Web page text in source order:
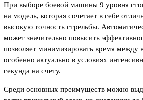
При выборе боевой машины 9 уровня
на модель, которая сочетает в себе
высокую точность стрельбы.
может значительно повысить
позволяет минимизировать время между
особенно актуально в условиях
секунда на счету.
Среди основных преимуществ можно